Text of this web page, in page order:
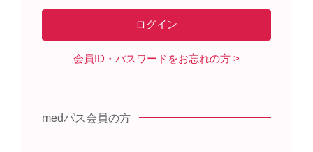
製品に関する資料
会員ID・パスワードをお忘れの方
medパス会員の方